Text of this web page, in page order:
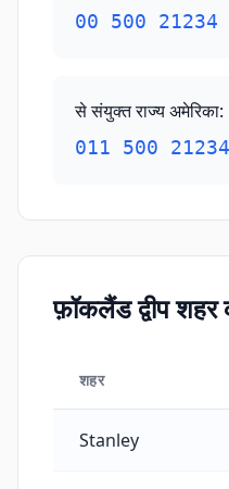
00 500 21234
से संयुक्त राज्य अमेरिका:
011 500 21234
फ़ॉकलैंड द्वीप शहर
शहर
Stanley